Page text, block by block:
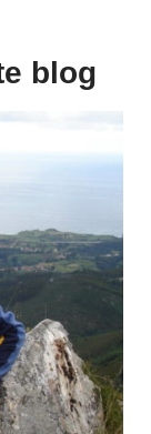
blog